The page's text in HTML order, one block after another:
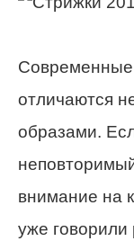
Современные
отличаются
образами.
внимание на
уже говорили